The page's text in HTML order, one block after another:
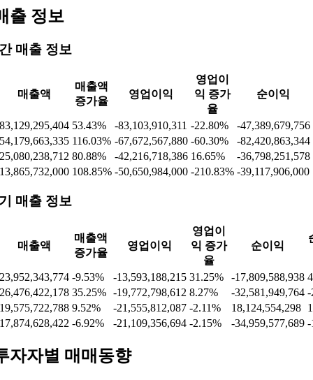
출 정보
매출 정보
매출액
매출액
증가율
영업이익
영업이
익 증가
율
순이익
53.43% -83,103,910,311 -22.80% -47,389,679,756
116.03% -67,672,567,880 -60.30% -82,420,863,344
80.88% -42,216,718,386 16.65% -36,798,251,578
108.85% -50,650,984,000 -210.83% -39,117,906,000
매출 정보
매출액
매출액
증가율
영업이익
영업이
익 증가
율
순이익
-9.53% -13,593,188,215 31.25% -17,809,588,938
35.25% -19,772,798,612 8.27% -32,581,949,764 -
9.52% -21,555,812,087 -2.11% 18,124,554,298
-6.92% -21,109,356,694 -2.15% -34,959,577,689 -
자자별 매매동향